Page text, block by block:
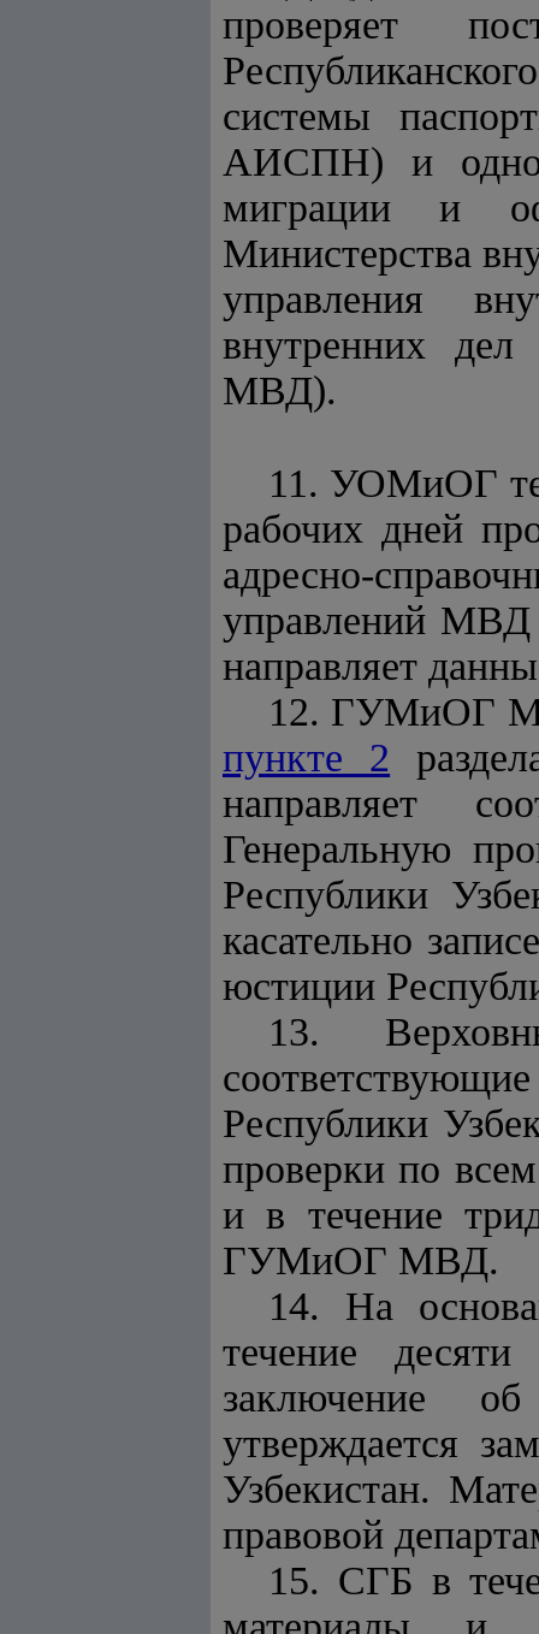
проверяет
системы
АИСПН) и
миграции и
Министерства
управления
внутренних дел
МВД).
11. УОМиОГ
рабочих дней
адресно-
управлений МВД
направляет
12. ГУМиОГ
пункте 2
направляет
Генеральную
Республики
касательно
юстиции
13.
Республики
проверки по
и в течение
ГУМиОГ МВД.
14. На
течение десяти
заключение
утверждается
Узбекистан.
правовой
15. СГБ в